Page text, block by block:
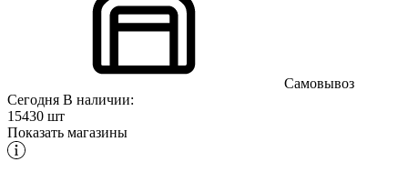
Самовывоз
Сегодня В наличии:
15430 шт
Показать магазины